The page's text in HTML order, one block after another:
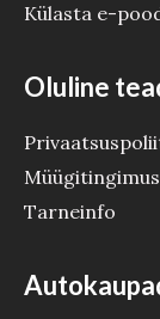
Külasta e-
Oluline
Tarneinfo